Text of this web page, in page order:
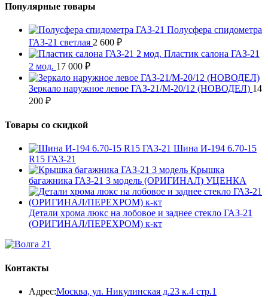
Популярные товары
Полусфера спидометра
ГАЗ-21 светлая 2 600 ₽
Пластик салона ГАЗ-21
2 мод. 17 000 ₽
Зеркало наружное левое ГАЗ-21/М-20/12 (НОВОДЕЛ) 14
200 ₽
Товары со скидкой
Шина И-194 6.70-15
R15 ГАЗ-21
Крышка
багажника ГАЗ-21 3 модель (ОРИГИНАЛ) УЦЕНКА
Детали хрома люкс на лобовое и заднее стекло ГАЗ-21
(ОРИГИНАЛ/ПЕРЕХРОМ) к-кт
Контакты
Адрес:Москва, ул. Никулинская д.23 к.4 стр.1